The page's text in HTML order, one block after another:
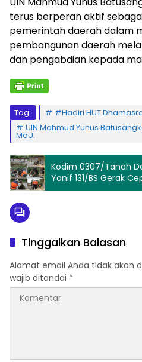
terus berperan aktif
pemerintah daerah dalam
pembangunan daerah
dan pengabdian kepada
Tag:
#Hadiri HUT
UIN Mahmud Yunus
MoU.
Kodim 0307/Tanah
Yonif 131/BS Gerak
Bangunan Huntara
Tinggalkan Balasan
Alamat email Anda tidak akan
wajib ditandai *